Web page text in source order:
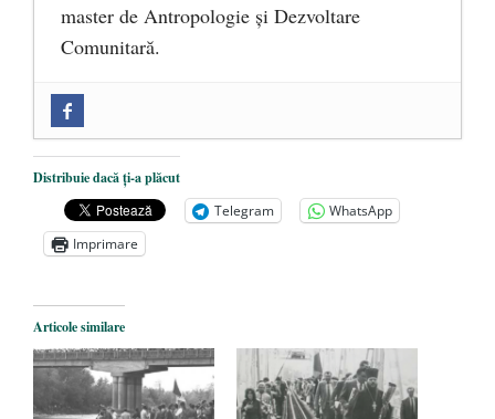
master de Antropologie și Dezvoltare
Comunitară.
Mănăstirea „Sfânta Ana” Rohia. Părintele
Nicolae Steinhardt, comemorat la 102 ani
de la naștere - 29 iulie 2024
„Carnea cultivată” în laborator, tot mai
comercializare în UE
Părintele mărturisitor Constantin
Voicescu, pomenit, duminică, la
Mănăstirea Cernica - 27 iulie 2024
Distribuie dacă ți-a plăcut
Telegram
WhatsApp
Imprimare
Articole similare